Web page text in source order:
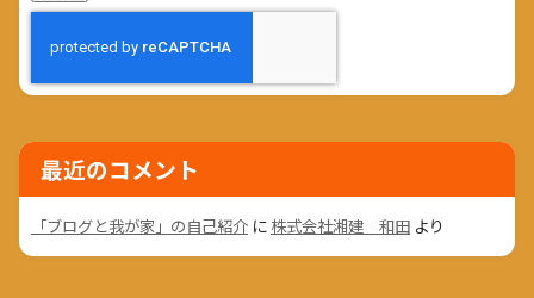
最近のコメント
「ブログと我が家」の自己紹介 に 株式会社湘建 和田 より